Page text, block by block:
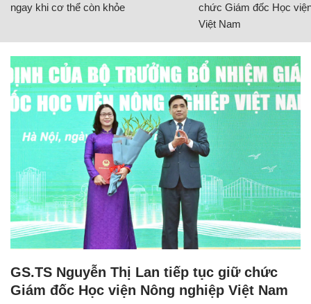
ngay khi cơ thể còn khỏe
chức Giám đốc Học
Việt Nam
GS.TS Nguyễn Thị Lan tiếp tục giữ chức
Giám đốc Học viện Nông nghiệp Việt Nam